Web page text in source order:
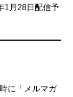
1月28日配信予
に「メルマガ